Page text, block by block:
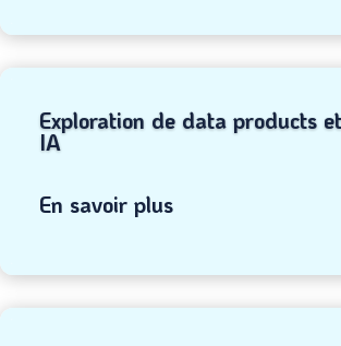
Exploration de data products
IA
En savoir plus